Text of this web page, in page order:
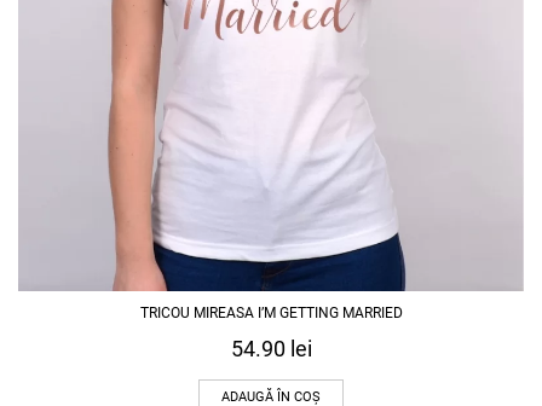
TRICOU MIREASA I’M GETTING MARRIED
54.90 lei
ADAUGĂ ÎN COȘ